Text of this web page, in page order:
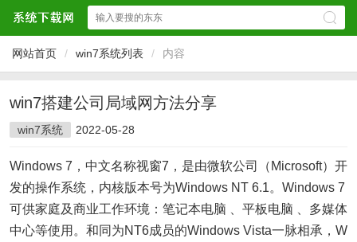
网站首页 / win7系统列表 / 内容
win7搭建公司局域网方法分享
win7系统 2022-05-28
Windows 7，中文名称视窗7，是由微软公司（Microsoft）开
发的操作系统，内核版本号为Windows NT 6.1。Windows 7
可供家庭及商业工作环境：笔记本电脑 、平板电脑 、多媒体
中心等使用。和同为NT6成员的Windows Vista一脉相承，W